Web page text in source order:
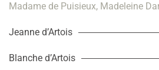
Madame de Puisieux, Madeleine
Jeanne d’Artois
Blanche d’Artois